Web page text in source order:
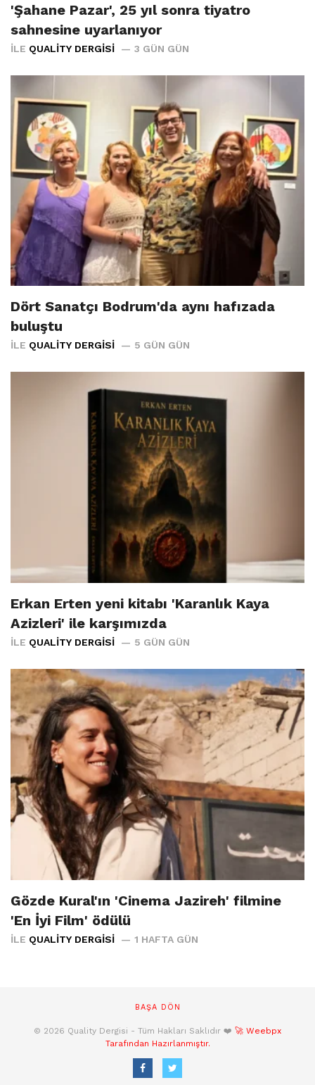
'Şahane Pazar', 25 yıl sonra tiyatro
sahnesine uyarlanıyor
İLE QUALITY DERGISI 3 GÜN GÜN
Dört Sanatçı Bodrum'da aynı hafızada
buluştu
İLE QUALITY DERGISI 5 GÜN GÜN
Erkan Erten yeni kitabı 'Karanlık Kaya
Azizleri' ile karşımızda
İLE QUALITY DERGISI 5 GÜN GÜN
Gözde Kural'ın 'Cinema Jazireh' filmine
'En İyi Film' ödülü
İLE QUALITY DERGISI 1 HAFTA GÜN
BAŞA DÖN
© 2026 Quality Dergisi - Tüm Hakları Saklıdır ❤️ 🚀 Weebpx
Tarafından Hazırlanmıştır.